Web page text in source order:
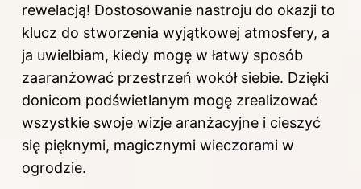
rewelacją! Dostosowanie nastroju do okazji to
klucz do stworzenia wyjątkowej atmosfery, a
ja uwielbiam, kiedy mogę w łatwy sposób
zaaranżować przestrzeń wokół siebie. Dzięki
donicom podświetlanym mogę zrealizować
wszystkie swoje wizje aranżacyjne i cieszyć
się pięknymi, magicznymi wieczorami w
ogrodzie.